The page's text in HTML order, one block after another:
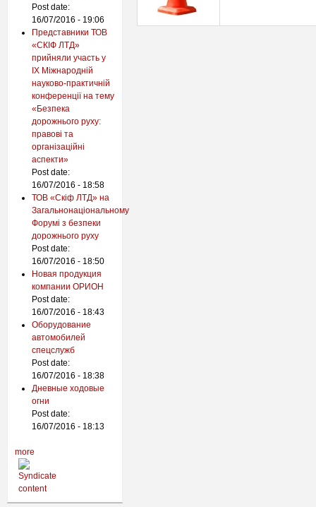
Post date:
16/07/2016 - 19:06
Представники ТОВ
«СКІФ ЛТД»
прийняли участь у
IX Міжнародній
науково-практичній
конференції на тему
«Безпека
дорожнього руху:
правові та
організаційні
аспекти»
Post date:
16/07/2016 - 18:58
ТОВ «Скіф ЛТД» на
Загальнонаціональному
Форумі з безпеки
дорожнього руху
Post date:
16/07/2016 - 18:50
Новая продукция
компании ОРИОН
Post date:
16/07/2016 - 18:43
Оборудование
автомобилей
спецслужб
Post date:
16/07/2016 - 18:38
Дневные ходовые
огни
Post date:
16/07/2016 - 18:13
more